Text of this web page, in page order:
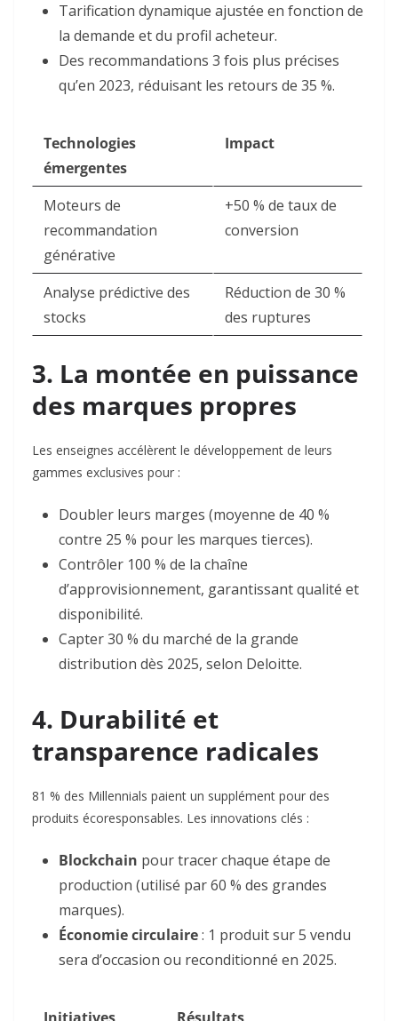
Tarification dynamique ajustée en fonction de
la demande et du profil acheteur.
Des recommandations 3 fois plus précises
qu’en 2023, réduisant les retours de 35 %.
Technologies
émergentes
Impact
Moteurs de
recommandation
générative
+50 % de taux de
conversion
Analyse prédictive des
stocks
Réduction de 30 %
des ruptures
3. La montée en puissance
des marques propres
Les enseignes accélèrent le développement de leurs
gammes exclusives pour :
Doubler leurs marges (moyenne de 40 %
contre 25 % pour les marques tierces).
Contrôler 100 % de la chaîne
d’approvisionnement, garantissant qualité et
disponibilité.
Capter30 % du marché de la grande
distribution dès 2025, selon Deloitte.
4. Durabilité et
transparence radicales
81 % des Millennials paient un supplément pour des
produits écoresponsables. Les innovations clés :
Blockchain pour tracer chaque étape de
production (utilisé par 60 % des grandes
marques).
Économie circulaire: 1 produit sur 5 vendu
sera d’occasion ou reconditionné en 2025.